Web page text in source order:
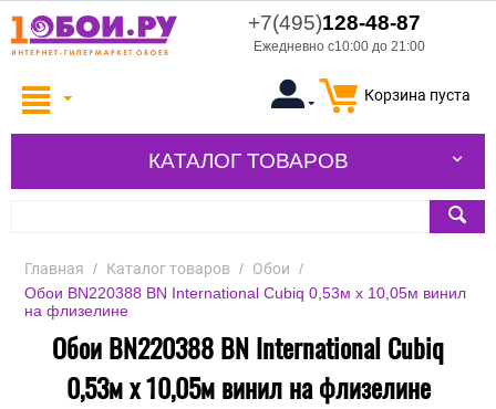
+7(495)128-48-87
Ежедневно с10:00 до 21:00
Корзина пуста
КАТАЛОГ ТОВАРОВ
Главная / Каталог товаров / Обои /
Обои BN220388 BN International Cubiq 0,53м x 10,05м винил
на флизелине
Обои BN220388 BN International Cubiq
0,53м x 10,05м винил на флизелине